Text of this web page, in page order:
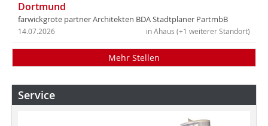
Dortmund
farwickgrote partner Architekten BDA Stadtplaner PartmbB
in Ahaus (+1 weiterer Standort)
14.07.2026
Mehr Stellen
Service